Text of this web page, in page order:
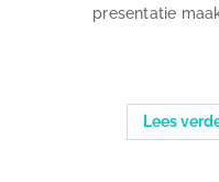
presentatie
Lees